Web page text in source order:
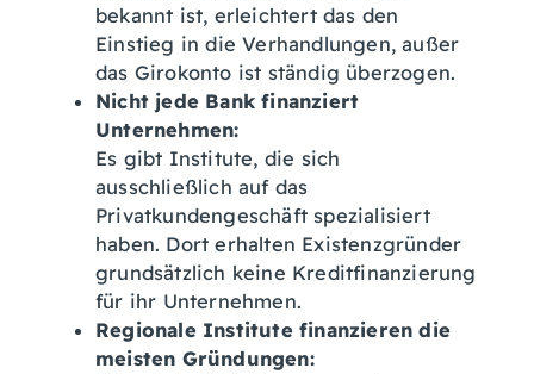
bekannt ist, erleichtert das den
Einstieg in die Verhandlungen, außer
das Girokonto ist ständig überzogen.
Nicht jede Bank finanziert
Unternehmen:
Es gibt Institute, die sich
ausschließlich auf das
Privatkundengeschäft spezialisiert
haben. Dort erhalten Existenzgründer
grundsätzlich keine Kreditfinanzierung
für ihr Unternehmen.
Regionale Institute finanzieren die
meisten Gründungen: